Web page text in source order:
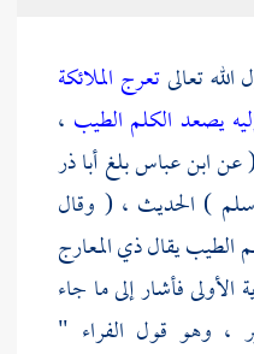
تعالىتعرج الملائكة
يصعد الكلم الطيب ،
( عنابن عباسبلغأبا ذر
) الحديث ، ( وقال
الطيب يقال ذي المعارج
الأولى فأشار إلى ما جاء
، وهو قول الفراء "